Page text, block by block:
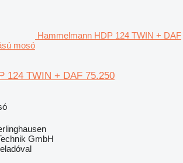
Hammelmann HDP 124 TWIN + DAF
mosó
124 TWIN + DAF 75.250
GmbH